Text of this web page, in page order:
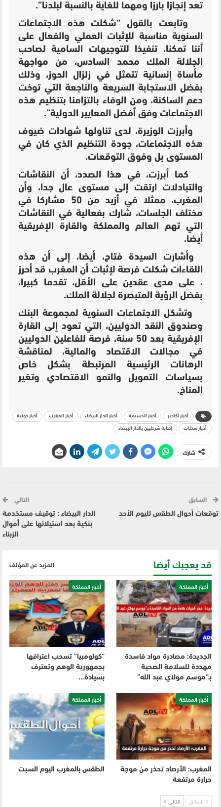
تعد إنجازا بارزا ومهما للغاية بالنسبة لبلدنا”.
وتابعت بالقول “شكلت هذه الاجتماعات
السنوية مناسبة للإثبات العملي والفعال على
أننا تمكنا، تنفيذا للتوجيهات السامية لصاحب
الجلالة الملك محمد السادس، من مواجهة
مأساة إنسانية تتمثل في زلزال الحوز، وذلك
بفضل الاستجابة السريعة والناجعة التي توخت
دعم الساكنة، ومن الوفاء بالتزامنا بتنظيم هذه
الاجتماعات وفق أفضل المعايير الدولية”.
وأبرزت الوزيرة، لدى تناولها شهادات ضيوف
هذه الاجتماعات، جودة التنظيم الذي كان في
المستوى بل وفوق التوقعات.
كما أبرزت، في هذا الصدد، أن النقاشات
والتبادلات ارتقت إلى مستوى عال جدا، وأن
المغرب، ممثلا في أزيد من 50 مشاركا في
مختلف الجلسات، شارك بفعالية في النقاشات
التي تهم العالم والمملكة والقارة الإفريقية
أيضا.
وأشارت السيدة فتاح، أيضا، إلى أن هذه
اللقاءات شكلت فرصة لإثبات أن المغرب قد أحرز
، على مدى عقدين على الأقل، تقدما كبيرا،
بفضل الرؤية المتبصرة لجلالة الملك.
وتشكل الاجتماعات السنوية لمجموعة البنك
وصندوق النقد الدوليين، التي تعود إلى القارة
الإفريقية بعد 50 سنة، فرصة للفاعلين الدوليين
في مجالات الاقتصاد والمالية، لمناقشة
الرهانات الرئيسية المرتبطة بشكل خاص
بسياسات التمويل والنمو الاقتصادي وتغير
المناخ.
أخبار أكادير أخبار الحسيمة أخبار الدار البيضاء أخبار المغرب أخبار دولية
أخبار سطات إصابة شرطيين بالدار البيضاء
شارك
السابق
توقعات أحوال الطقس لليوم الأحد
التالي
الدار البيضاء : توقيف مستخدمة
بنكية بعد استيلائها على أموال
الزبناء
قد يعجبك أيضا المزيد عن المؤلف
أخبار المملكة
الجديدة: مصادرة مواد فاسدة
مهددة للسلامة الصحية
بـ”موسم مولاي عبد الله”
أخبار المملكة
“كولومبيا” تسحب اعترافها
بجمهورية الوهم وتعترف
بسيادة…
أخبار المملكة
المغرب: الأرصاد تحذر من موجة
حرارة مرتفعة
أخبار المملكة
الطقس بالمغرب اليوم السبت
السابق التالي